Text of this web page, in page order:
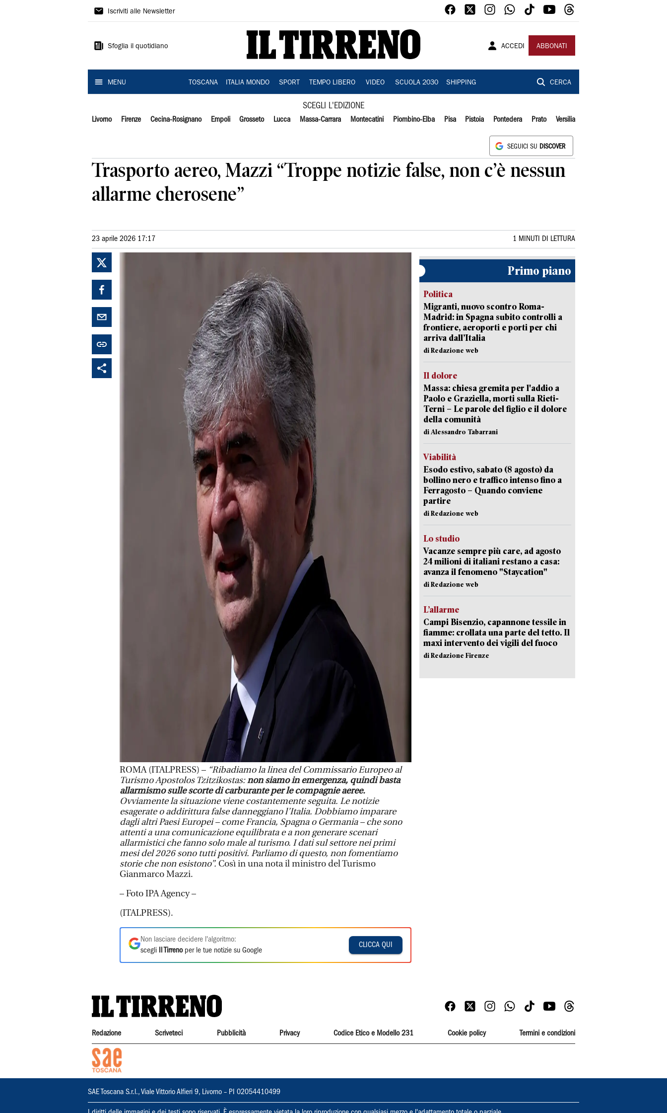
Il
Iscriviti alle Newsletter
Sfoglia il quotidiano ACCEDI ABBONATI
MENU TOSCANA ITALIA MONDO SPORT TEMPO LIBERO VIDEO SCUOLA 2030 SHIPPING CERCA
SCEGLI L'EDIZIONE
Livorno Firenze Cecina-Rosignano Empoli Grosseto Lucca Massa-Carrara Montecatini Piombino-Elba Pisa Pistoia Pontedera Prato Versilia
SEGUICI SU DISCOVER
Trasporto aereo, Mazzi “Troppe notizie false, non c’è nessun
allarme cherosene”
23 aprile 2026 17:17 1 MINUTI DI LETTURA
ROMA (ITALPRESS) – “Ribadiamo la linea del Commissario Europeo al
Turismo Apostolos Tzitzikostas:non siamo in emergenza, quindi basta
allarmismo sulle scorte di carburante per le compagnie aeree.
Ovviamente la situazione viene costantemente seguita. Le notizie
esagerate o addirittura false danneggiano l’Italia. Dobbiamo imparare
dagli altri Paesi Europei – come Francia, Spagna o Germania – che sono
attenti a una comunicazione equilibrata e a non generare scenari
allarmistici che fanno solo male al turismo. I dati sul settore nei primi
mesi del 2026 sono tutti positivi. Parliamo di questo, non fomentiamo
storie che non esistono”. Così in una nota il ministro del Turismo
Gianmarco Mazzi.
– Foto IPA Agency –
(ITALPRESS).
Non lasciare decidere l'algoritmo:
scegli
Il Tirrenoper le tue notizie su Google
CLICCA QUI
Primo piano
Politica
Migranti, nuovo scontro Roma-
Madrid: in Spagna subito controlli a
frontiere, aeroporti e porti per chi
arriva dall’Italia
di Redazione web
Il dolore
Massa: chiesa gremita per l'addio a
Paolo e Graziella, morti sulla Rieti-
Terni – Le parole del figlio e il dolore
della comunità
di Alessandro Tabarrani
Viabilità
Esodo estivo, sabato (8 agosto) da
bollino nero e traffico intenso fino a
Ferragosto – Quando conviene
partire
di Redazione web
Lo studio
Vacanze sempre più care, ad agosto
24 milioni di italiani restano a casa:
avanza il fenomeno "Staycation"
di Redazione web
L’allarme
Campi Bisenzio, capannone tessile in
fiamme: crollata una parte del tetto. Il
maxi intervento dei vigili del fuoco
di Redazione Firenze
Redazione Scriveteci Pubblicità Privacy Codice Etico e Modello 231 Cookie policy Termini e condizioni
SAE Toscana S.r.l., Viale Vittorio Alfieri 9, Livorno – PI 02054410499